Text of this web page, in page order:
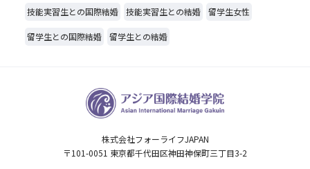
技能実習生との国際結婚 技能実習生との結婚 留学生女性
留学生との国際結婚 留学生との結婚
株式会社フォーライフJAPAN
〒101-0051 東京都千代田区神田神保町三丁目3-2